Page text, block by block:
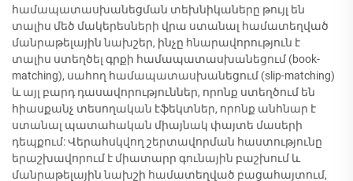
համապատասխանեցման տեխնիկաները թույլ են
տալիս մեծ մակերեսների վրա ստանալ համատեղված
մանրաթելային նախշեր, ինչը հնարավորություն է
տալիս ստեղծել գրքի համապատասխանեցում (book-
matching), սահող համապատասխանեցում (slip-matching)
և այլ բարդ դասավորություններ, որոնք ստեղծում են
հիասքանչ տեսողական էֆեկտներ, որոնք անհնար է
ստանալ պատահական միայնակ փայտե մասերի
դեպքում: Վերահսկվող շերտավորման հաստությունը
երաշխավորում է միատարր գունային բաշխում և
մանրաթելային նախշի համատեղված բացահայտում,